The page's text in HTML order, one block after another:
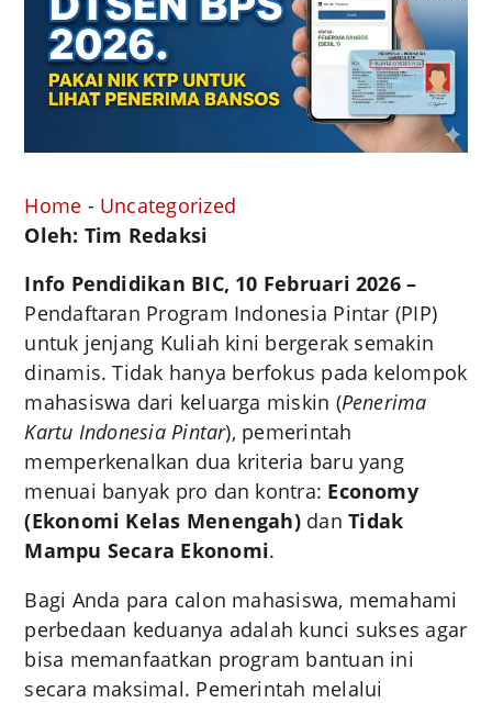
Home - Uncategorized
Oleh: Tim Redaksi
Info Pendidikan BIC, 10 Februari 2026 –
Pendaftaran Program Indonesia Pintar (PIP)
untuk jenjang Kuliah kini bergerak semakin
dinamis. Tidak hanya berfokus pada kelompok
mahasiswa dari keluarga miskin (Penerima
Kartu Indonesia Pintar), pemerintah
memperkenalkan dua kriteria baru yang
menuai banyak pro dan kontra: Economy
(Ekonomi Kelas Menengah)danTidak
Mampu Secara Ekonomi.
Bagi Anda para calon mahasiswa, memahami
perbedaan keduanya adalah kunci sukses agar
bisa memanfaatkan program bantuan ini
secara maksimal. Pemerintah melalui